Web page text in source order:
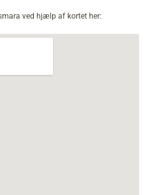
ved hjælp af kortet her: